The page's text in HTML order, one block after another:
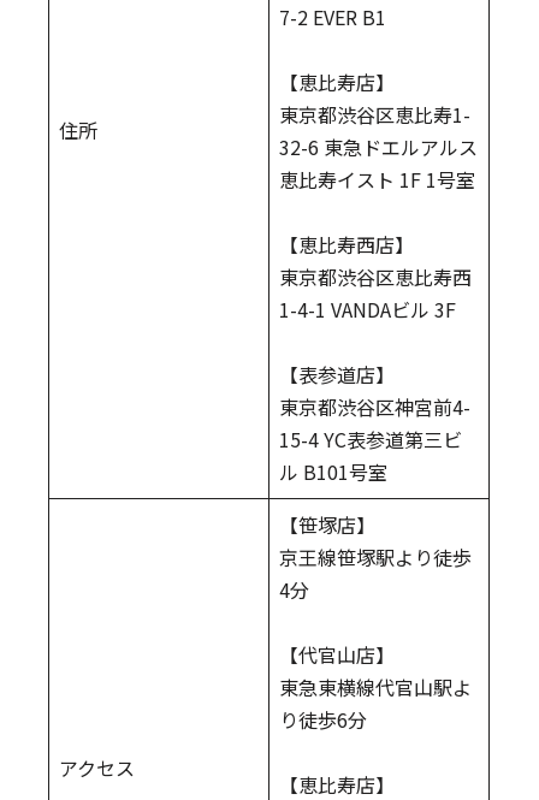
住所
7-2 EVER B1
【恵比寿店】
東京都渋谷区恵比寿1-
32-6 東急ドエルアルス
恵比寿イスト 1F 1号室
【恵比寿西店】
東京都渋谷区恵比寿西
1-4-1 VANDAビル 3F
【表参道店】
東京都渋谷区神宮前4-
15-4 YC表参道第三ビ
ル B101号室
アクセス
【笹塚店】
京王線笹塚駅より徒歩
4分
【代官山店】
東急東横線代官山駅よ
り徒歩6分
【恵比寿店】